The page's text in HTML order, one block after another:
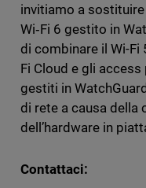
invitiamo a
Wi‑Fi 6 gestito in
di combinare il Wi-Fi
Fi Cloud e gli
gestiti in
di rete a causa della
dell’hardware in
Contattaci: